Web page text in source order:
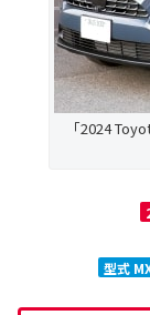
「2024
型式